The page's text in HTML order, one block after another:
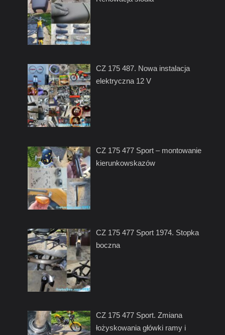
CZ 175 487. Nowa instalacja
elektryczna 12 V
CZ 175 477 Sport – montowanie
kierunkowskazów
CZ 175 477 Sport 1974. Stopka
boczna
CZ 175 477 Sport. Zmiana
łożyskowania główki ramy i